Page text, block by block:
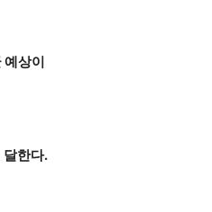
예상이
달한다.